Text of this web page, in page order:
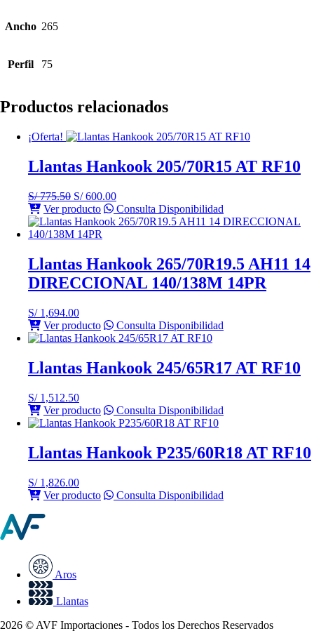
Ancho 265
Perfil 75
Productos relacionados
¡Oferta!
Llantas Hankook 205/70R15 AT RF10
S/775.50 El
precio
original
era:
S/600.00El
precio
actual
Ver producto Consulta Disponibilidad
Llantas Hankook 265/70R19.5 AH11 14
DIRECCIONAL 140/138M 14PR
S/1,694.00
Ver producto
Consulta Disponibilidad
Llantas Hankook 245/65R17 AT RF10
S/1,512.50
Ver producto
Consulta Disponibilidad
Llantas Hankook P235/60R18 AT RF10
S/1,826.00
Ver producto
Consulta Disponibilidad
Aros
Llantas
2026 © AVF Importaciones - Todos los Derechos Reservados